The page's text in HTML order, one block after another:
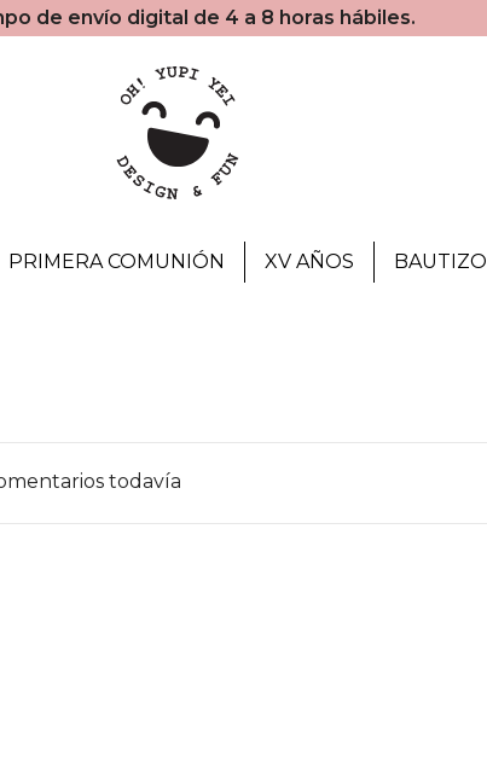
de envío digital de 4 a 8 horas hábiles.
PRIMERA COMUNIÓN XV AÑOS BAUTIZO
todavía